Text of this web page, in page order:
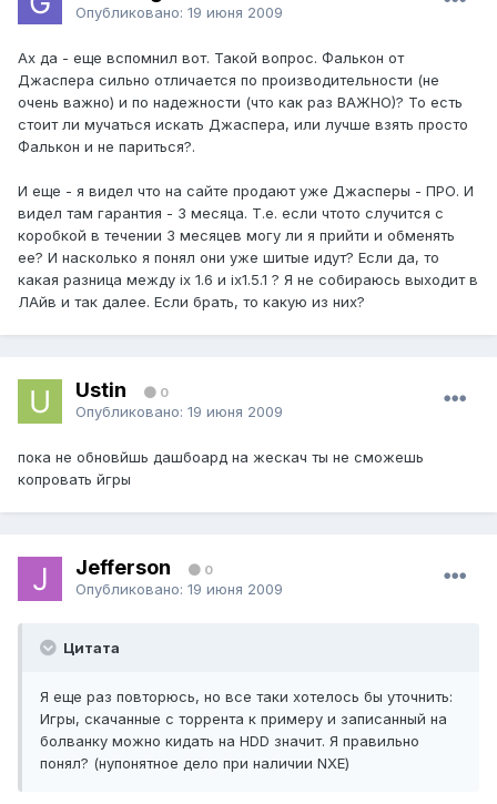
Опубликовано: 19 июня 2009
Ах да - еще вспомнил вот. Такой вопрос. Фалькон от
Джаспера сильно отличается по производительности (не
очень важно) и по надежности (что как раз ВАЖНО)? То есть
стоит ли мучаться искать Джаспера, или лучше взять просто
Фалькон и не париться?.
И еще - я видел что на сайте продают уже Джасперы - ПРО. И
видел там гарантия - 3 месяца. Т.е. если чтото случится с
коробкой в течении 3 месяцев могу ли я прийти и обменять
ее? И насколько я понял они уже шитые идут? Если да, то
какая разница между ix 1.6 и ix1.5.1 ? Я не собираюсь выходит в
ЛАйв и так далее. Если брать, то какую из них?
Ustin 0
Опубликовано: 19 июня 2009
пока не обновйшь дашбоард на жескач ты не сможешь
копровать йгры
Jefferson 0
Опубликовано: 19 июня 2009
Цитата
Я еще раз повторюсь, но все таки хотелось бы уточнить:
Игры, скачанные с торрента к примеру и записанный на
болванку можно кидать на HDD значит. Я правильно
понял? (нупонятное дело при наличии NXE)